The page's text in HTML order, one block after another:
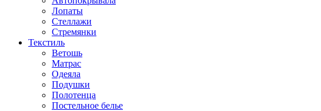
Лопаты
Стеллажи
Стремянки
Текстиль
Ветошь
Матрас
Одеяла
Подушки
Полотенца
Постельное белье